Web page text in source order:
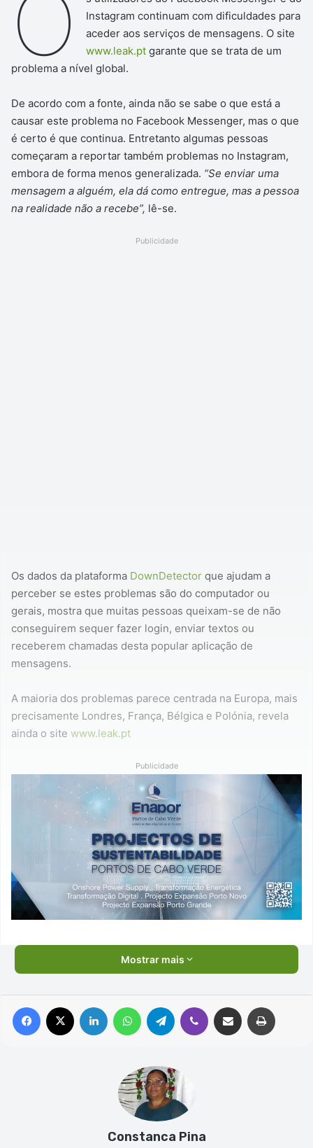
O
Instagram continuam com dificuldades para
aceder aos serviços de mensagens. O site
www.leak.ptgarante que se trata de um
problema a nível global.
De acordo com a fonte, ainda não se sabe o que está a
causar este problema no Facebook Messenger, mas o que
é certo é que continua. Entretanto algumas pessoas
começaram a reportar também problemas no Instagram,
embora de forma menos generalizada. “Se enviar uma
mensagem a alguém, ela dá como entregue, mas a pessoa
na realidade não a recebe”, lê-se.
Publicidade
Os dados da plataforma DownDetector que ajudam a
perceber se estes problemas são do computador ou
gerais, mostra que muitas pessoas queixam-se de não
conseguirem sequer fazer login, enviar textos ou
receberem chamadas desta popular aplicação de
mensagens.
A maioria dos problemas parece centrada na Europa, mais
precisamente Londres, França, Bélgica e Polónia, revela
ainda o site www.leak.pt
Publicidade
Mostrar mais
Facebook Linkedin WhatsAppTelegram Viber Compartilhar via e-mail
Constanca Pina